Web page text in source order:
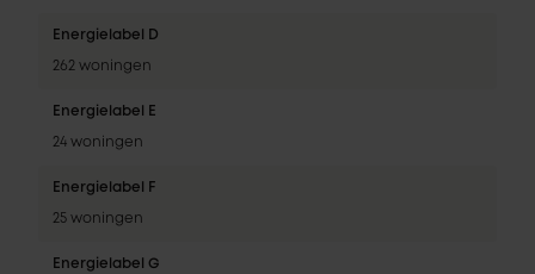
Energielabel D
262 woningen
Energielabel E
24 woningen
Energielabel F
25 woningen
Energielabel G